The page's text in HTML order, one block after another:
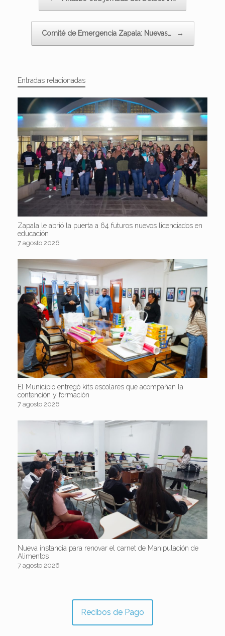
Comité de Emergencia Zapala: Nuevas… →
Entradas relacionadas
Zapala le abrió la puerta a 64 futuros nuevos licenciados en
educación
7 agosto 2026
El Municipio entregó kits escolares que acompañan la
contención y formación
7 agosto 2026
Nueva instancia para renovar el carnet de Manipulación de
Alimentos
7 agosto 2026
Recibos de Pago